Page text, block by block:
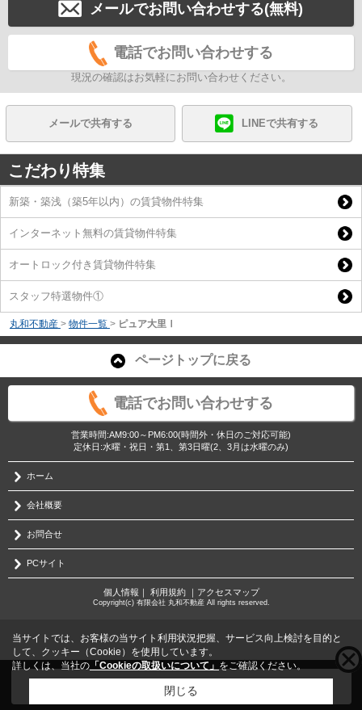
メールでお問い合わせする(無料)
電話でお問い合わせする
現況の確認はお気軽にお問い合わせください。
メールで共有する LINEで共有する
こだわり特集
新築・築浅（築5年以内）の賃貸物件特集
インターネット無料の賃貸物件特集
オートロック付き賃貸物件特集
スタッフ特選物件①
丸和不動産 > 物件一覧 > ピュア大里Ⅰ
ページトップに戻る
電話でお問い合わせする
営業時間:AM9:00～PM6:00(時間外・休日のご対応可能)
定休日:水曜・祝日・第1、第3日曜(2、3月は水曜のみ)
ホーム
会社概要
お問合せ
PCサイト
個人情報 利用規約｜ アクセスマップ
Copyright(c) 有限会社 丸和不動産 All rights reserved.
こちらの物件をご覧の方にお勧めな物件
当サイトでは、お客様の当サイト利用状況把握、サービス向上検討を目的と
して、クッキー（Cookie）を使用しています。
詳しくは、当社の 「Cookieの取扱いについて」 をご確認ください。
閉じる